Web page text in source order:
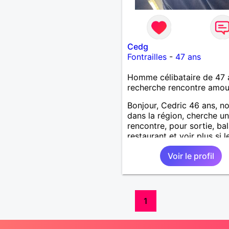
Cedg
Fontrailles- 47 ans
Homme célibataire de 47
recherche rencontre
Bonjour, Cedric 46 ans,
dans la région, cherche
rencontre, pour sortie,
restaurant et voir plus si
courant passe. Je suis
souriant, patient, j’aime
plaisanter..
Voir le profil
1